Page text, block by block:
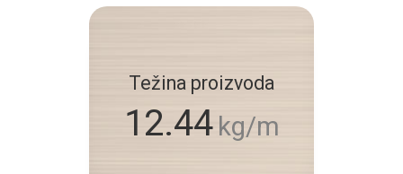
Težina proizvoda
12.44 kg/m